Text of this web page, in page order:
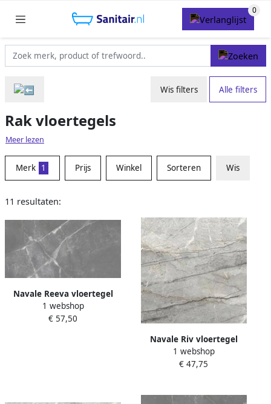
Wis filters Alle filters
Rak vloertegels
Meer lezen
Merk 1 Prijs Winkel Sorteren Wis
11 resultaten:
Navale Reeva vloertegel
marmerlook 60x120cm grijs
mat gerectificeerd
1 webshop
€ 57,50
Navale Riv vloertegel
marmerlook 60x60cm grijs
gerectificeerd
1 webshop
€ 47,75